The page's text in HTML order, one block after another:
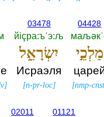
04428
מַלְכֵ֣י
[nmp-cnst
03478
йiçра:ъˈэ:љ
יִשְׂרָאֵ֑ל
Исраэля
[n-pr-loc]
]
01121
02011